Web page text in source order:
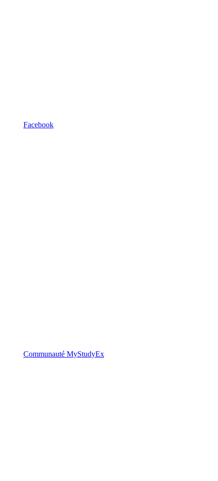
Facebook
Communauté MyStudyEx